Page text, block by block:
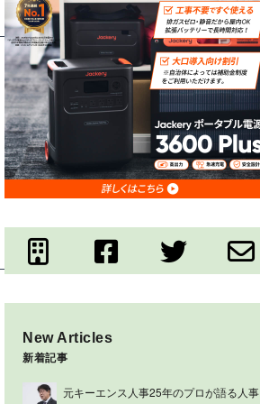
New Articles
新着記事
元キーエンス人事25年のプロが語る人事